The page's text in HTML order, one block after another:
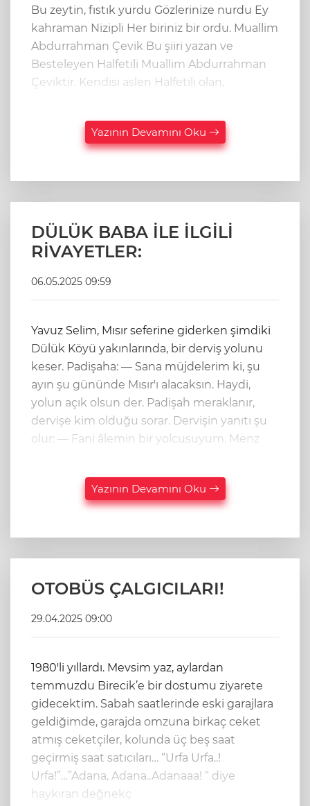
Bu zeytin, fıstık yurdu Gözlerinize nurdu Ey
kahraman Nizipli Her biriniz bir ordu. Muallim
Abdurrahman Çevik Bu şiiri yazan ve
Besteleyen Halfetili Muallim Abdurrahman
Çeviktir. Kendisi aslen Halfetili olan,
Yazının Devamını Oku
DÜLÜK BABA İLE İLGİLİ
RİVAYETLER:
06.05.2025 09:59
Yavuz Selim, Mısır seferine giderken şimdiki
Dülük Köyü yakınlarında, bir derviş yolunu
keser. Padişaha: — Sana müjdelerim ki, şu
ayın şu gününde Mısır'ı alacaksın. Haydi,
yolun açık olsun der. Padişah meraklanır,
dervişe kim olduğu sorar. Dervişin yanıtı şu
olur: — Fani âlemin bir yolcusuyum. Menz
Yazının Devamını Oku
OTOBÜS ÇALGICILARI!
29.04.2025 09:00
1980'li yıllardı. Mevsim yaz, aylardan
temmuzdu Birecik’e bir dostumu ziyarete
gidecektim. Sabah saatlerinde eski garajlara
geldiğimde, garajda omzuna birkaç ceket
atmış ceketçiler, kolunda üç beş saat
geçirmiş saat satıcıları… “Urfa Urfa..!
Urfa!”…”Adana, Adana..Adanaaa! “ diye
haykıran değnekç